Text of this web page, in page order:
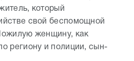
который
свой беспомощной
женщину, как
региону и полиции, сын-